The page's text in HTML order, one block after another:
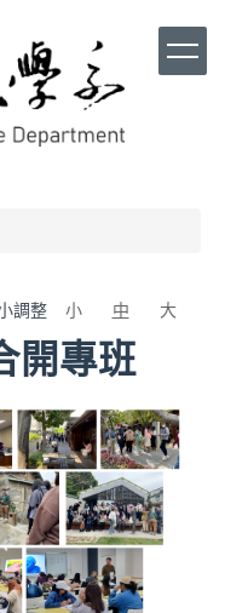
調整 小 中 大
開專班